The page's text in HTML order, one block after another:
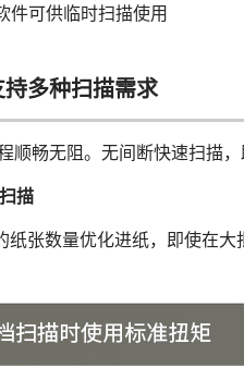
件可供临时扫描使用
多种扫描需求
顺畅无阻。无间断快速扫描，
描
纸张数量优化进纸，即使在